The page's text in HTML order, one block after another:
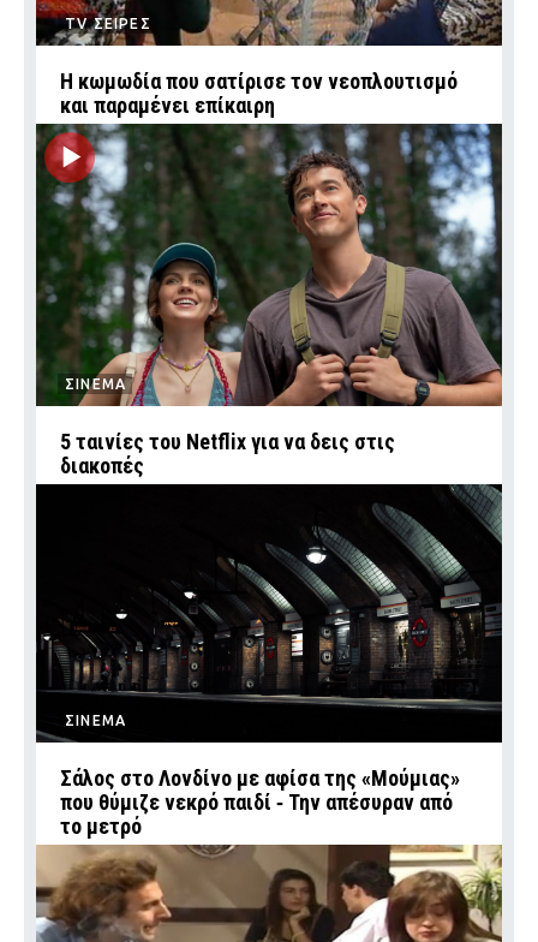
TV ΣΕΙΡΕΣ
Η κωμωδία που σατίρισε τον νεοπλουτισμό
και παραμένει επίκαιρη
ΣΙΝΕΜΑ
5 ταινίες του Netflix για να δεις στις
διακοπές
ΣΙΝΕΜΑ
Σάλος στο Λονδίνο με αφίσα της «Μούμιας»
που θύμιζε νεκρό παιδί ‑ Την απέσυραν από
το μετρό